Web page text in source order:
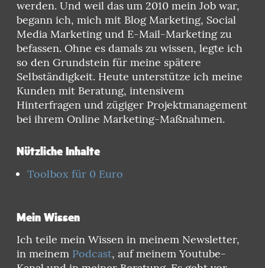
werden. Und weil das um 2010 mein Job war,
begann ich, mich mit Blog Marketing, Social
Media Marketing und E-Mail-Marketing zu
befassen. Ohne es damals zu wissen, legte ich
so den Grundstein für meine spätere
Selbständigkeit. Heute unterstütze ich meine
Kunden mit Beratung, intensivem
Hinterfragen und zügiger Projektmanagement
bei ihrem Online Marketing-Maßnahmen.
Nützliche Inhalte
Toolbox für 0 Euro
Mein Wissen
Ich teile mein Wissen in meinem Newsletter,
in meinem Podcast, auf meinem Youtube-